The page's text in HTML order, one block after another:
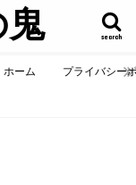
鬼 search
ホーム プライバシー